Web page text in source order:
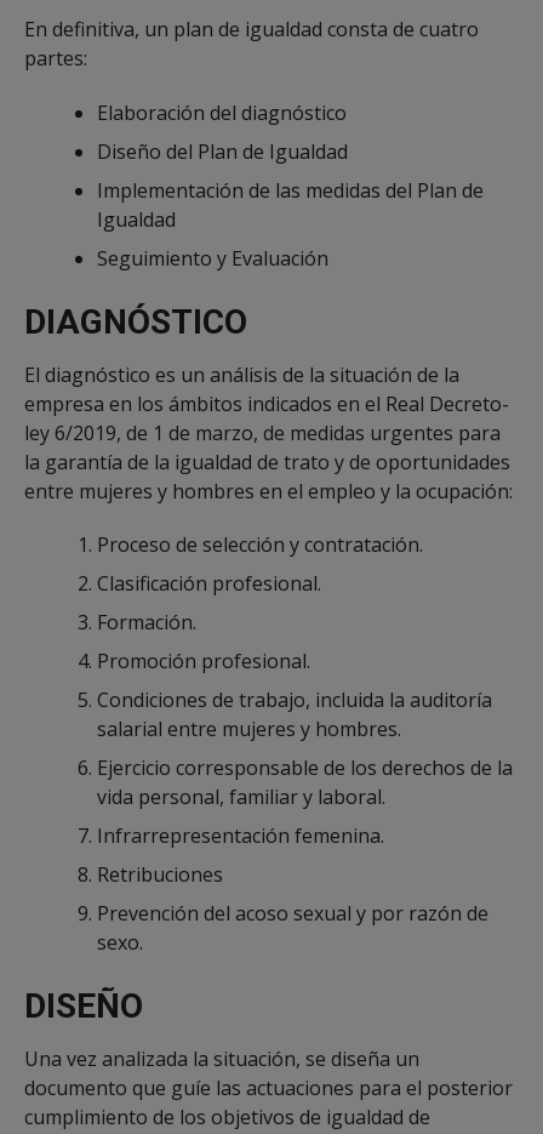
En definitiva, un plan de igualdad consta de cuatro
partes:
Elaboración del diagnóstico
Diseño del Plan de Igualdad
Implementación de las medidas del Plan de
Igualdad
Seguimiento y Evaluación
DIAGNÓSTICO
El diagnóstico es un análisis de la situación de la
empresa en los ámbitos indicados en el Real Decreto-
ley 6/2019, de 1 de marzo, de medidas urgentes para
la garantía de la igualdad de trato y de oportunidades
entre mujeres y hombres en el empleo y la ocupación:
Proceso de selección y contratación.
Clasificación profesional.
Formación.
Promoción profesional.
Condiciones de trabajo, incluida la auditoría
salarial entre mujeres y hombres.
Ejercicio corresponsable de los derechos de la
vida personal, familiar y laboral.
Infrarrepresentación femenina.
Retribuciones
Prevención del acoso sexual y por razón de
sexo.
DISEÑO
Una vez analizada la situación, se diseña un
documento que guíe las actuaciones para el posterior
cumplimiento de los objetivos de igualdad de